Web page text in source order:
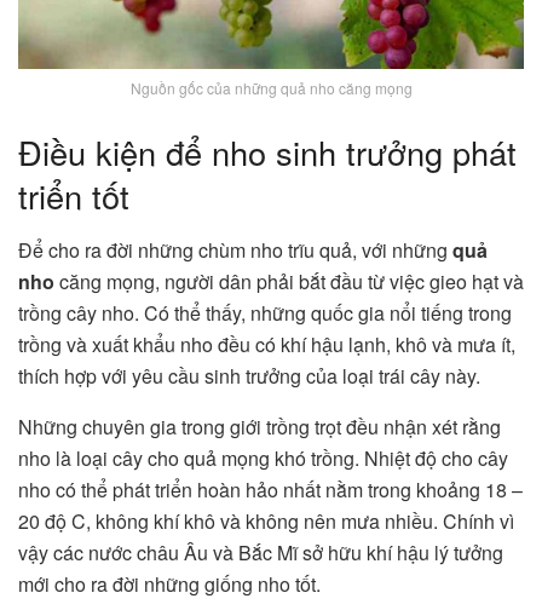
Nguồn gốc của những quả nho căng mọng
Điều kiện để nho sinh trưởng phát
triển tốt
Để cho ra đời những chùm nho trĩu quả, với những quả
nho căng mọng, người dân phải bắt đầu từ việc gieo hạt và
trồng cây nho. Có thể thấy, những quốc gia nổi tiếng trong
trồng và xuất khẩu nho đều có khí hậu lạnh, khô và mưa ít,
thích hợp với yêu cầu sinh trưởng của loại trái cây này.
Những chuyên gia trong giới trồng trọt đều nhận xét rằng
nho là loại cây cho quả mọng khó trồng. Nhiệt độ cho cây
nho có thể phát triển hoàn hảo nhất nằm trong khoảng 18 –
20 độ C, không khí khô và không nên mưa nhiều. Chính vì
vậy các nước châu Âu và Bắc Mĩ sở hữu khí hậu lý tưởng
mới cho ra đời những giống nho tốt.